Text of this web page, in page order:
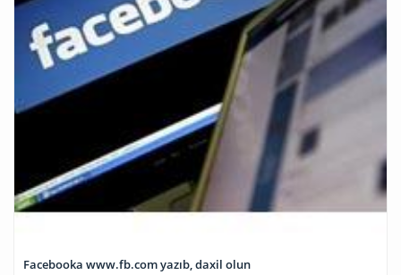
Facebooka www.fb.com yazıb, daxil olun